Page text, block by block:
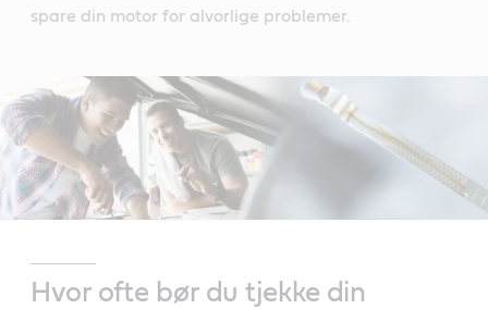
spare din motor for alvorlige problemer.
Hvor ofte bør du tjekke din